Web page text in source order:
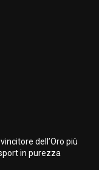
dell’Oro più
in purezza